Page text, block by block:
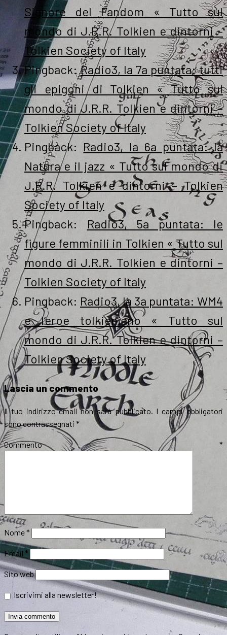
Signore del Fandom « Tutto sul
mondo di J.R.R. Tolkien e dintorni –
Tolkien Society of Italy
Pingback:Radio3, la 7a puntata: tutti
gli epigoni di Tolkien « Tutto sul
mondo di J.R.R. Tolkien e dintorni –
Tolkien Society of Italy
Pingback: Radio3, la 6a puntata: la
Natura e il jazz « Tutto sul mondo di
J.R.R. Tolkien e dintorni – Tolkien
Society of Italy
Pingback: Radio3, 5a puntata: le
figure femminili in Tolkien « Tutto sul
mondo di J.R.R. Tolkien e dintorni –
Tolkien Society of Italy
Pingback: Radio3, la 3a puntata: WM4
e l’eroe tolkieniano « Tutto sul
mondo di J.R.R. Tolkien e dintorni –
Tolkien Society of Italy
Lascia un commento
Il tuo indirizzo email non sarà pubblicato. I campi obbligatori
sono contrassegnati *
Commento *
Nome*
Email *
Sito web
Iscrivimi alla newsletter!